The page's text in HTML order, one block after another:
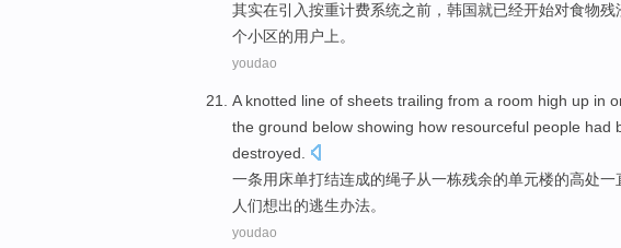
其实在引入按重计费系统之前 ， 韩国就已经开始对食物残
个小区的用户上。
youdao
A knotted line of sheets trailing from a room high up in
the ground below showing how resourceful people had
destroyed
一条用 床单打结连成的绳子从一栋残余的单元楼的高处一
人们想出的逃生办法。
youdao